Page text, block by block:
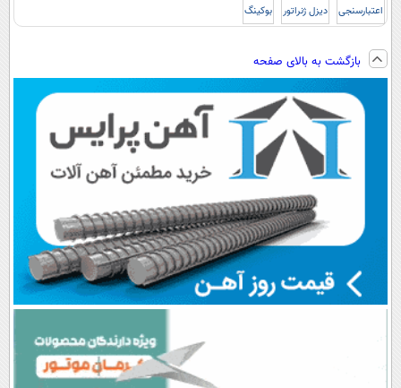
اعتبارسنجی دیزل ژنراتور بوکینگ
بازگشت به بالای صفحه